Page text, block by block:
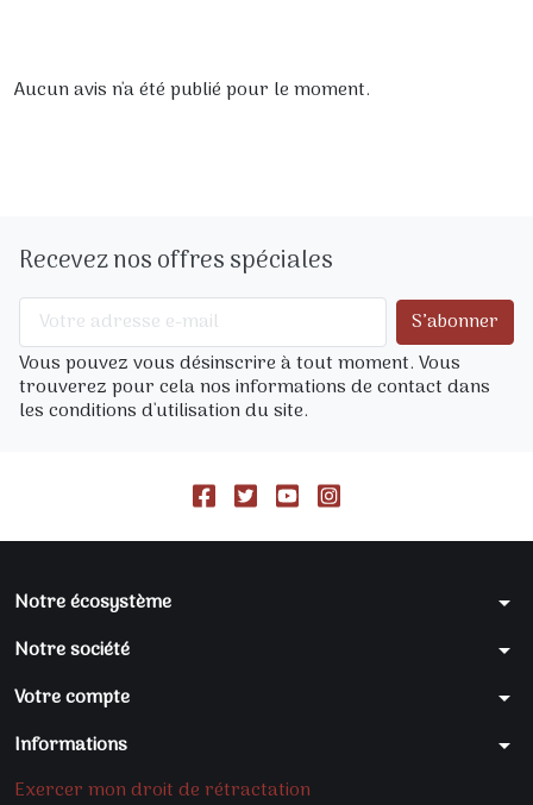
Aucun avis n'a été publié pour le moment.
Recevez nos offres spéciales
Vous pouvez vous désinscrire à tout moment. Vous
trouverez pour cela nos informations de contact dans
les conditions d'utilisation du site.
Notre écosystème arrow_drop_down
Notre société arrow_drop_down
Votre compte arrow_drop_down
Informations arrow_drop_down
Exercer mon droit de rétractation